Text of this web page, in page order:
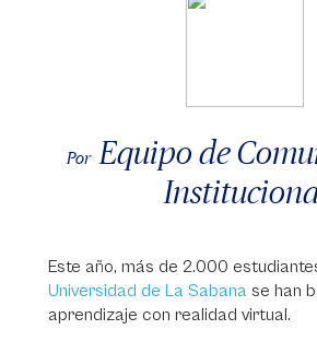
Por Equipo de
Este año, más de 2.000
Universidad de La Sabana se han
aprendizaje con realidad virtual.